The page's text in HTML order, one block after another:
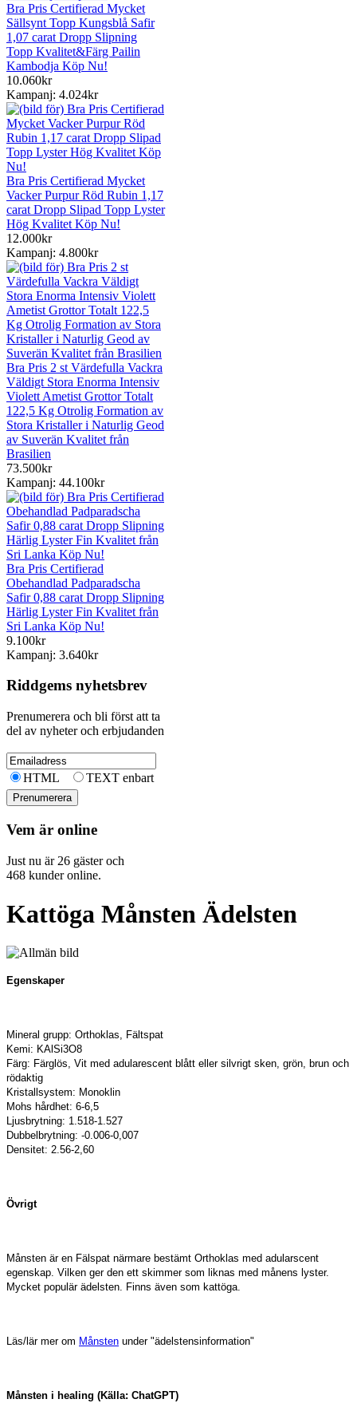
Bra Pris Certifierad Mycket
Sällsynt Topp Kungsblå Safir
1,07 carat Dropp Slipning
Topp Kvalitet&Färg Pailin
Kambodja Köp Nu!
10.060kr
Kampanj: 4.024kr
Bra Pris Certifierad Mycket
Vacker Purpur Röd Rubin 1,17
carat Dropp Slipad Topp Lyster
Hög Kvalitet Köp Nu!
12.000kr
Kampanj: 4.800kr
Bra Pris 2 st Värdefulla Vackra
Väldigt Stora Enorma Intensiv
Violett Ametist Grottor Totalt
122,5 Kg Otrolig Formation av
Stora Kristaller i Naturlig Geod
av Suverän Kvalitet från
Brasilien
73.500kr
Kampanj: 44.100kr
Bra Pris Certifierad
Obehandlad Padparadscha
Safir 0,88 carat Dropp Slipning
Härlig Lyster Fin Kvalitet från
Sri Lanka Köp Nu!
9.100kr
Kampanj: 3.640kr
Riddgems nyhetsbrev
Prenumerera och bli först att ta
del av nyheter och erbjudanden
HTML TEXT enbart
Vem är online
Just nu är 26 gäster och
468 kunder online.
Kattöga Månsten Ädelsten
Egenskaper
Mineral grupp: Orthoklas, Fältspat
Kemi: KAlSi3O8
Färg: Färglös, Vit med adularescent blått eller silvrigt sken, grön, brun och
rödaktig
Kristallsystem: Monoklin
Mohs hårdhet: 6-6,5
Ljusbrytning: 1.518-1.527
Dubbelbrytning: -0.006-0,007
Densitet: 2.56-2,60
Övrigt
Månsten är en Fälspat närmare bestämt Orthoklas med adularscent
egenskap. Vilken ger den ett skimmer som liknas med månens lyster.
Mycket populär ädelsten. Finns även som kattöga.
Läs/lär mer om Månsten under "ädelstensinformation"
Månsten i healing (Källa: ChatGPT)